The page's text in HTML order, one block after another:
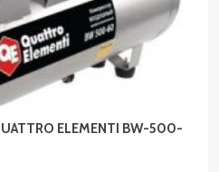
ELEMENTI BW-500-